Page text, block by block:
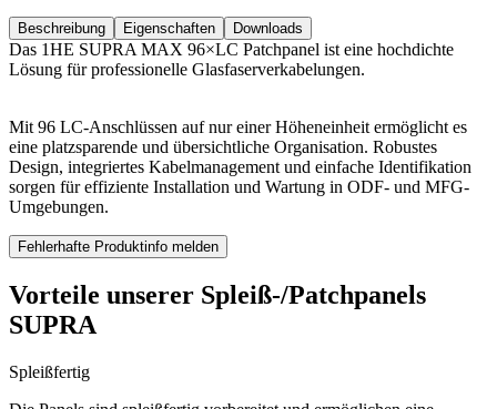
Beschreibung Eigenschaften Downloads
Das 1HE SUPRA MAX 96×LC Patchpanel ist eine hochdichte
Lösung für professionelle Glasfaserverkabelungen.
Mit 96 LC-Anschlüssen auf nur einer Höheneinheit ermöglicht es
eine platzsparende und übersichtliche Organisation. Robustes
Design, integriertes Kabelmanagement und einfache Identifikation
sorgen für effiziente Installation und Wartung in ODF- und MFG-
Umgebungen.
Fehlerhafte Produktinfo melden
Vorteile unserer Spleiß-/Patchpanels
SUPRA
Spleißfertig